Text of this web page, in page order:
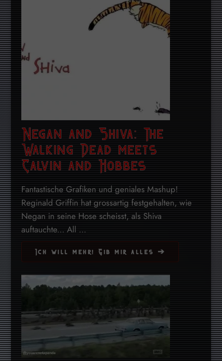
Negan and Shiva: The
Walking Dead meets
Calvin and Hobbes
Fantastische Grafiken und geniales Mashup!
Reginald Griffin hat grossartig festgehalten, wie
Negan in seine Hose scheisst, als Shiva
auftauchte... All ...
Ich will mehr! Gib mir alles ➔